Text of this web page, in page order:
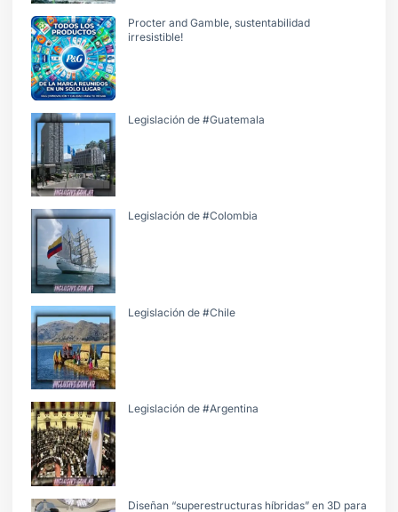
Procter and Gamble, sustentabilidad
irresistible!
Legislación de #Guatemala
Legislación de #Colombia
Legislación de #Chile
Legislación de #Argentina
Diseñan “superestructuras híbridas” en 3D para